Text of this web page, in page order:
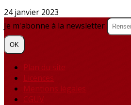
24 janvier 2023
Je m'abonne à la newsletter
OK
Plan du site
Licences
Mentions légales
CGUV